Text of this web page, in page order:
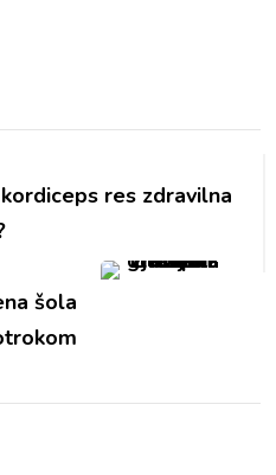
res zdravilna
šola